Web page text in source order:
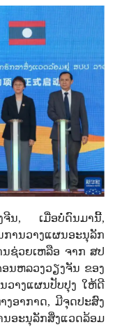
ຈີນ, ເມື່ອບໍ່ດົນມານີ້,
ານວາງແຜນອະນຸລັກ
ຊ່ວຍເຫລືອ ຈາກ ສປ
ນຫລວງວຽງຈັນ ຂອງ
ວາງແຜນປັບປຸງ ໃຫ້ດີ
ງອາກາດ,ມີຈຸດປະສົງ
ະນຸລັກສິ່ງແວດລ້ອມ